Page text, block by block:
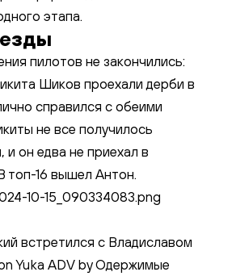
этапа.
пилотов не закончились:
Шиков проехали дерби в
справился с обеими
не все получилось
и он едва не приехал в
топ-16 вышел Антон.
встретился с Владиславом
Yuka ADV by Одержимые